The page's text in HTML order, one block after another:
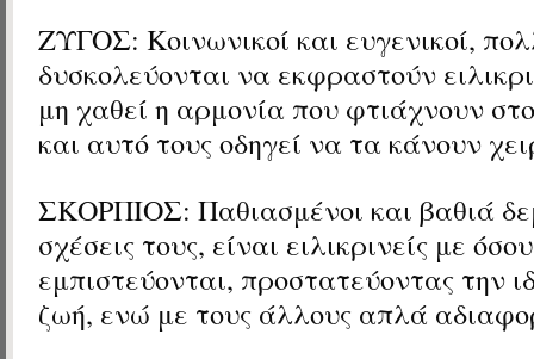
ΖΥΓΟΣ: Κοινωνικοί και ευγενικοί,
δυσκολεύονται να εκφραστούν
μη χαθεί η αρμονία που φτιάχνουν
και αυτό τους οδηγεί να τα κάνουν
ΣΚΟΡΠΙΟΣ: Παθιασμένοι και βαθιά
σχέσεις τους, είναι ειλικρινείς με
εμπιστεύονται, προστατεύοντας την
ζωή, ενώ με τους άλλους απλά